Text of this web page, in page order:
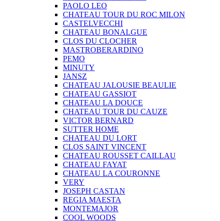
PAOLO LEO
CHATEAU TOUR DU ROC MILON
CASTELVECCHI
CHATEAU BONALGUE
CLOS DU CLOCHER
MASTROBERARDINO
PEMO
MINUTY
JANSZ
CHATEAU JALOUSIE BEAULIE
CHATEAU GASSIOT
CHATEAU LA DOUCE
CHATEAU TOUR DU CAUZE
VICTOR BERNARD
SUTTER HOME
CHATEAU DU LORT
CLOS SAINT VINCENT
CHATEAU ROUSSET CAILLAU
CHATEAU FAYAT
CHATEAU LA COURONNE
VERY
JOSEPH CASTAN
REGIA MAESTA
MONTEMAJOR
COOL WOODS